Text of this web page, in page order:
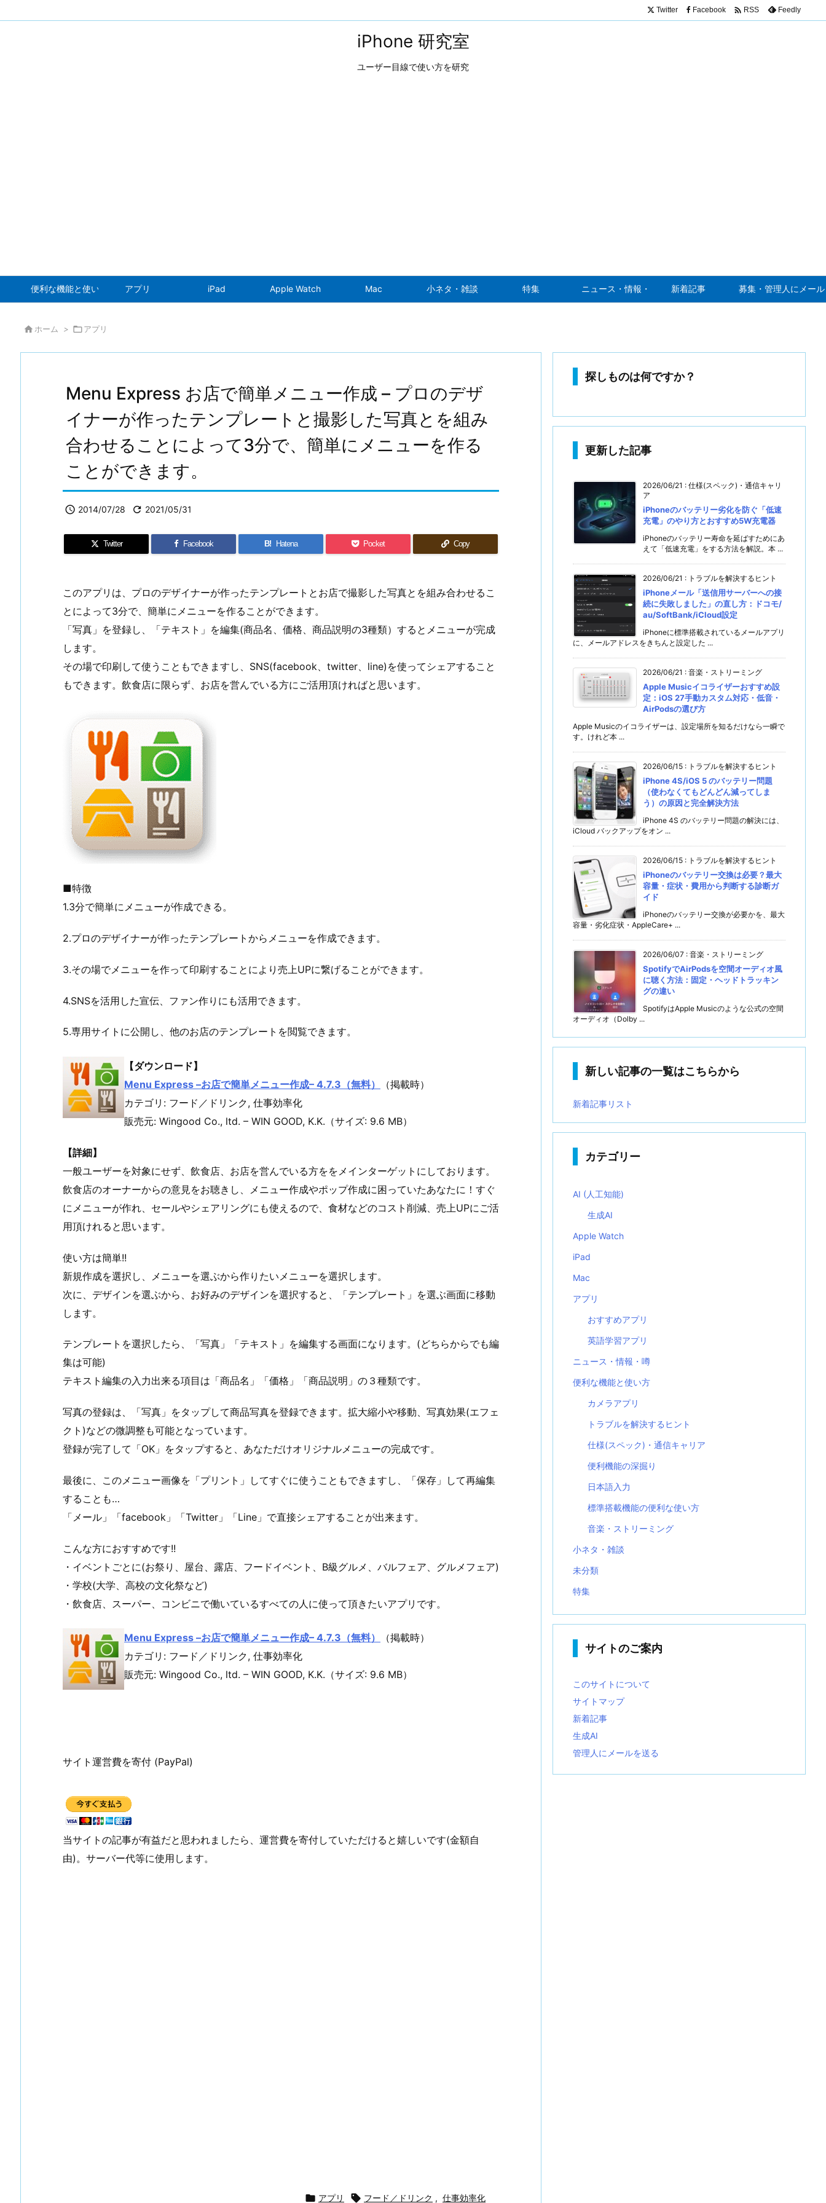
iPhone 研究室
ユーザー目線で使い方を研究
便利な機能と使い方 アプリ iPad Apple Watch Mac 小ネタ・雑談 特集 ニュース・情報・噂 新着記事 募集・管理人にメール
Twitter Facebook  RSS Feedly
 ホーム > アプリ
Menu Express お店で簡単メニュー作成 – プロのデザ
イナーが作ったテンプレートと撮影した写真とを組み
合わせることによって3分で、簡単にメニューを作る
ことができます。
 2014/07/28  2021/05/31
Twitter Facebook B! Hatena Pocket Copy
このアプリは、プロのデザイナーが作ったテンプレートとお店で撮影した写真とを組み合わせるこ
とによって3分で、簡単にメニューを作ることができます。
「写真」を登録し、「テキスト」を編集(商品名、価格、商品説明の3種類）するとメニューが完成
します。
その場で印刷して使うこともできますし、SNS(facebook、twitter、line)を使ってシェアすること
もできます。飲食店に限らず、お店を営んでいる方にご活用頂ければと思います。
■特徴
1.3分で簡単にメニューが作成できる。
2.プロのデザイナーが作ったテンプレートからメニューを作成できます。
3.その場でメニューを作って印刷することにより売上UPに繋げることができます。
4.SNSを活用した宣伝、ファン作りにも活用できます。
5.専用サイトに公開し、他のお店のテンプレートを閲覧できます。
【ダウンロード】
Menu Express –お店で簡単メニュー作成– 4.7.3（無料）
（掲載時）
カテゴリ: フード／ドリンク, 仕事効率化
販売元: Wingood Co., ltd. – WIN GOOD, K.K.（サイズ: 9.6 MB）
【詳細】
一般ユーザーを対象にせず、飲食店、お店を営んでいる方ををメインターゲットにしております。
飲食店のオーナーからの意見をお聴きし、メニュー作成やポップ作成に困っていたあなたに！すぐ
にメニューが作れ、セールやシェアリングにも使えるので、食材などのコスト削減、売上UPにご活
用頂けれると思います。
使い方は簡単!!
新規作成を選択し、メニューを選ぶから作りたいメニューを選択します。
次に、デザインを選ぶから、お好みのデザインを選択すると、「テンプレート」を選ぶ画面に移動
します。
テンプレートを選択したら、「写真」「テキスト」を編集する画面になります。(どちらからでも編
集は可能)
テキスト編集の入力出来る項目は「商品名」「価格」「商品説明」の３種類です。
写真の登録は、「写真」をタップして商品写真を登録できます。拡大縮小や移動、写真効果(エフェ
クト)などの微調整も可能となっています。
登録が完了して「OK」をタップすると、あなただけオリジナルメニューの完成です。
最後に、このメニュー画像を「プリント」してすぐに使うこともできますし、「保存」して再編集
することも…
「メール」「facebook」「Twitter」「Line」で直接シェアすることが出来ます。
こんな方におすすめです!!
・イベントごとに(お祭り、屋台、露店、フードイベント、B級グルメ、バルフェア、グルメフェア)
・学校(大学、高校の文化祭など)
・飲食店、スーパー、コンビニで働いているすべての人に使って頂きたいアプリです。
Menu Express –お店で簡単メニュー作成– 4.7.3（無料）
（掲載時）
カテゴリ: フード／ドリンク, 仕事効率化
販売元: Wingood Co., ltd. – WIN GOOD, K.K.（サイズ: 9.6 MB）
サイト運営費を寄付 (PayPal)
当サイトの記事が有益だと思われましたら、運営費を寄付していただけると嬉しいです(金額自
由)。サーバー代等に使用します。
 アプリ  フード／ドリンク , 仕事効率化
探しものは何ですか？
更新した記事
2026/06/21 : 仕様(スペック)・通信キャリ
ア
iPhoneのバッテリー劣化を防ぐ「低速
充電」のやり方とおすすめ5W充電器
iPhoneのバッテリー寿命を延ばすためにあ
えて「低速充電」をする方法を解説。本 ...
2026/06/21 : トラブルを解決するヒント
iPhoneメール「送信用サーバーへの接
続に失敗しました」の直し方：ドコモ/
au/SoftBank/iCloud設定
iPhoneに標準搭載されているメールアプリ
に、メールアドレスをきちんと設定した ...
2026/06/21 : 音楽・ストリーミング
Apple Musicイコライザーおすすめ設
定：iOS 27手動カスタム対応・低音・
AirPodsの選び方
Apple Musicのイコライザーは、設定場所を知るだけなら一瞬で
す。けれど本 ...
2026/06/15 : トラブルを解決するヒント
iPhone 4S/iOS 5 のバッテリー問題
（使わなくてもどんどん減ってしま
う）の原因と完全解決方法
iPhone 4S のバッテリー問題の解決には、
iCloud バックアップをオン ...
2026/06/15 : トラブルを解決するヒント
iPhoneのバッテリー交換は必要？最大
容量・症状・費用から判断する診断ガ
イド
iPhoneのバッテリー交換が必要かを、最大
容量・劣化症状・AppleCare+ ...
2026/06/07 : 音楽・ストリーミング
SpotifyでAirPodsを空間オーディオ風
に聴く方法：固定・ヘッドトラッキン
グの違い
SpotifyはApple Musicのような公式の空間
オーディオ（Dolby ...
新しい記事の一覧はこちらから
新着記事リスト
カテゴリー
AI (人工知能)
生成AI
Apple Watch
iPad
Mac
アプリ
おすすめアプリ
英語学習アプリ
ニュース・情報・噂
便利な機能と使い方
カメラアプリ
トラブルを解決するヒント
仕様(スペック)・通信キャリア
便利機能の深掘り
日本語入力
標準搭載機能の便利な使い方
音楽・ストリーミング
小ネタ・雑談
未分類
特集
サイトのご案内
このサイトについて
サイトマップ
新着記事
生成AI
管理人にメールを送る